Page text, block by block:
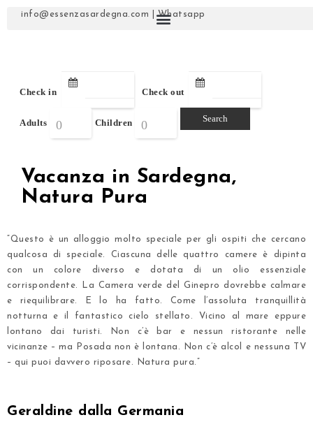
info@essenzasardegna.com |Whatsapp
Check in Check out
Adults Children
Vacanza in Sardegna,
Natura Pura
“Questo è un alloggio molto speciale per gli ospiti che cercano
qualcosa di speciale. Ciascuna dellequattro camere è dipinta
con un colore diverso e dotata di un olio essenziale
corrispondente.
La Camera verde del Ginepro
dovrebbe calmare
e riequilibrare. E lo ha fatto. Come l’assoluta tranquillità
notturna e il fantastico cielo stellato.
Vicino al mare eppure
lontano dai turisti . Non c’è bar e nessun ristorante nelle
vicinanze – ma
Posada non è lontana. Non c’è alcol e nessuna TV
– qui puoi davvero riposare. Natura pura.”
Geraldine dalla Germania